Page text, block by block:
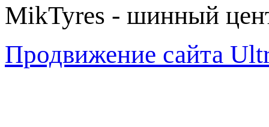
MikTyres - шинный
Продвижение сайта